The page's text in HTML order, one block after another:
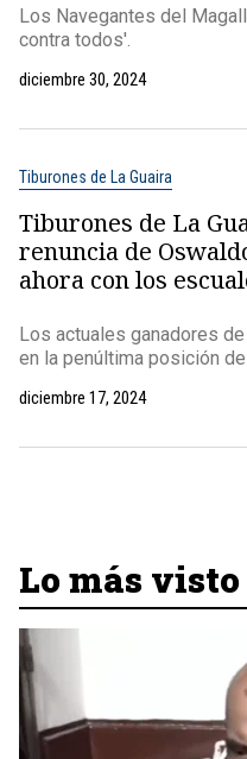
Los Navegantes del
contra todos'.
diciembre 30, 2024
Tiburones de La Guaira
Tiburones de La
renuncia de
ahora con los
Los actuales ganadores
en la penúltima posición
diciembre 17, 2024
Lo más visto